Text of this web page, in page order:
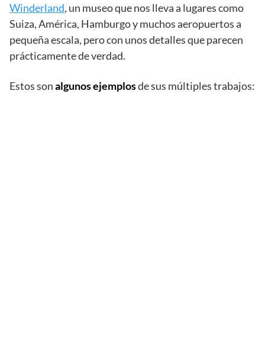
Winderland, un museo que nos lleva a lugares como
Suiza, América, Hamburgo y muchos aeropuertos a
pequeña escala, pero con unos detalles que parecen
prácticamente de verdad.
Estos sonalgunos ejemplosde sus múltiples trabajos: